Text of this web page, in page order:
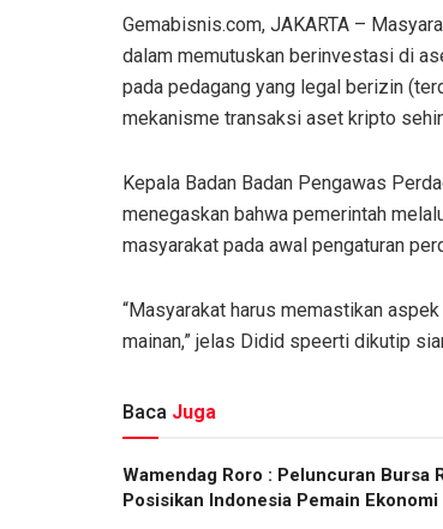
Gemabisnis.com, JAKARTA –
dalam memutuskan berinvestasi di
pada pedagang yang legal berizin
mekanisme transaksi aset kripto
Kepala Badan Badan Pengawas
menegaskan bahwa pemerintah
masyarakat pada awal pengaturan
“Masyarakat harus memastikan
mainan,” jelas Didid speerti dikutip
Baca Juga
Wamendag Roro : Peluncuran Bursa REC
Posisikan Indonesia Pemain